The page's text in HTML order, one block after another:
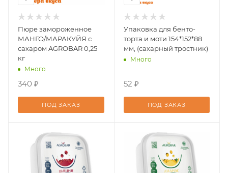
Пюре замороженное
МАНГО/МАРАКУЙЯ с
сахаром AGROBAR 0,25
кг
Много
340 ₽
ПОД ЗАКАЗ
Упаковка для бенто-
торта и моти 154*152*88
мм, (сахарный тростник)
Много
52 ₽
ПОД ЗАКАЗ